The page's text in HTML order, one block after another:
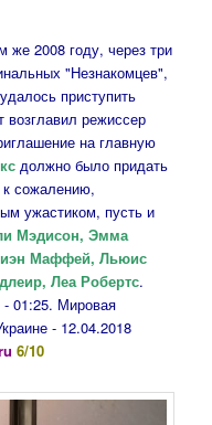
же 2008 году, через три
"Незнакомцев",
приступить
возглавил режиссер
на главную
должно было придать
сожалению,
ужастиком, пусть и
Мэдисон, Эмма
Маффей, Льюис
Леа Робертс.
01:25. Мировая
- 12.04.2018
6/10